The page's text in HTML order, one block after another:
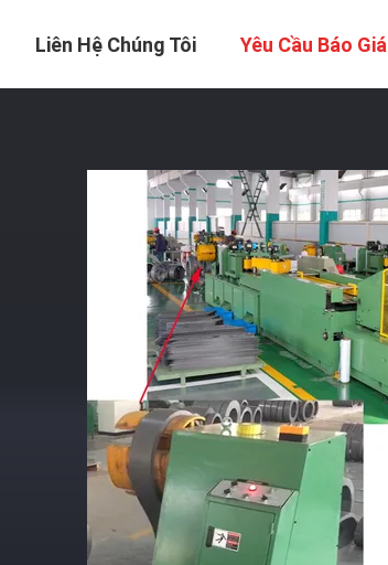
Liên Hệ Chúng Tôi Yêu Cầu Báo Giá